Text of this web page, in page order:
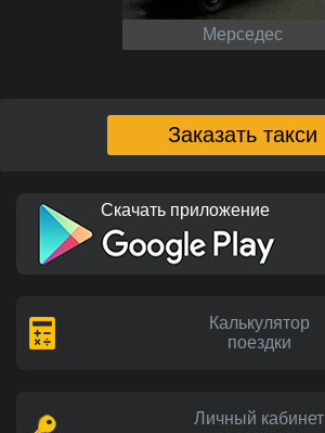
Мерседес
Заказать такси
Скачать приложение
Калькулятор
поездки
Личный кабинет